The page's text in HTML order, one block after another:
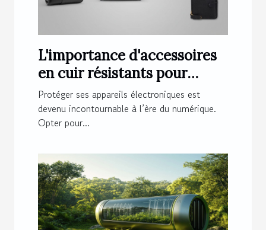
L'importance d'accessoires
en cuir résistants pour
appareils électroniques
Protéger ses appareils électroniques est
devenu incontournable à l’ère du numérique.
Opter pour...